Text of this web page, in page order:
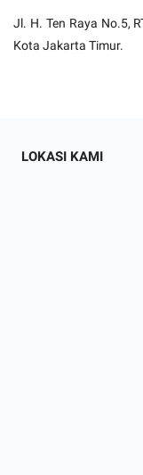
Jl. H. Ten Raya No.5,
Kota Jakarta Timur.
LOKASI KAMI